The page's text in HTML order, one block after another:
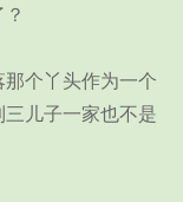
个丫头作为一个
儿子一家也不是